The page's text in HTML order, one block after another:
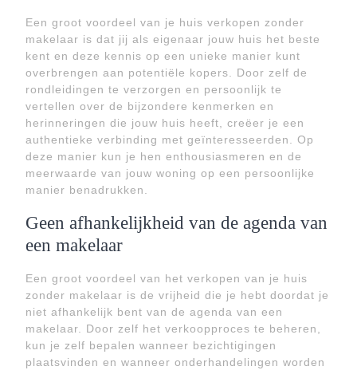
Een groot voordeel van je huis verkopen zonder
makelaar is dat jij als eigenaar jouw huis het beste
kent en deze kennis op een unieke manier kunt
overbrengen aan potentiële kopers. Door zelf de
rondleidingen te verzorgen en persoonlijk te
vertellen over de bijzondere kenmerken en
herinneringen die jouw huis heeft, creëer je een
authentieke verbinding met geïnteresseerden. Op
deze manier kun je hen enthousiasmeren en de
meerwaarde van jouw woning op een persoonlijke
manier benadrukken.
Geen afhankelijkheid van de agenda van
een makelaar
Een groot voordeel van het verkopen van je huis
zonder makelaar is de vrijheid die je hebt doordat je
niet afhankelijk bent van de agenda van een
makelaar. Door zelf het verkoopproces te beheren,
kun je zelf bepalen wanneer bezichtigingen
plaatsvinden en wanneer onderhandelingen worden